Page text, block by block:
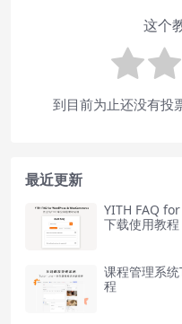
这个
到目前为止还没有投
最近更新
YITH FAQ
下载使用教程
课程管理系
程